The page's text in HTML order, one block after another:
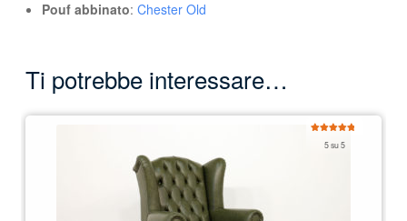
Pouf abbinato: Chester Old
Ti potrebbe interessare…
5.00su 5
5 su 5